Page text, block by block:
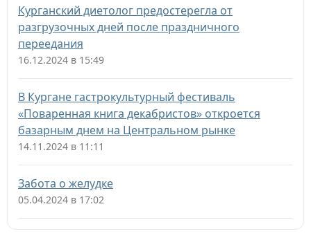
Курганский диетолог предостерегла от
разгрузочных дней после праздничного
переедания
16.12.2024 в 15:49
В Кургане гастрокультурный фестиваль
«Поваренная книга декабристов» откроется
базарным днем на Центральном рынке
14.11.2024 в 11:11
Забота о желудке
05.04.2024 в 17:02